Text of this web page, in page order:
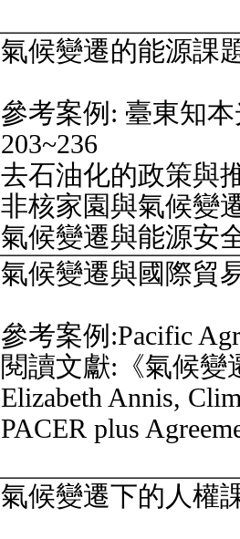
氣候變遷的能源課
參考案例: 臺東知
203~236
去石油化的政策與
非核家園與氣候變
氣候變遷與能源安
氣候變遷與國際貿
參考案例:Pacific
閱讀文獻:《氣候變
Elizabeth Annis,
PACER plus
氣候變遷下的人權